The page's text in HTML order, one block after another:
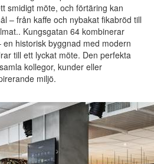
smidigt möte, och förtäring kan
– från kaffe och nybakat fikabröd till
Kungsgatan 64 kombinerar
historisk byggnad med modern
till ett lyckat möte. Den perfekta
kollegor, kunder eller
miljö.